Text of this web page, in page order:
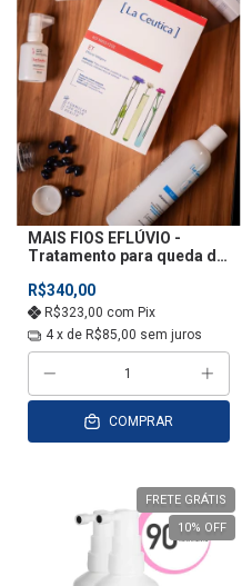
MAIS FIOS EFLÚVIO -
Tratamento para queda de
R$340,00
R$323,00 com Pix
4 x de R$85,00 sem juros
COMPRAR
FRETE GRÁTIS
10% OFF